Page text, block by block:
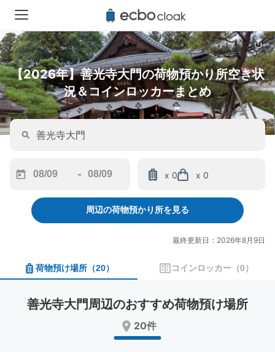
【2026年】善光寺大門の荷物預かり所空き状
況＆コインロッカーまとめ
forward
interact
calendar
and
a
date.
-
backward
to
interact
calendar
and
a
date.
x 0 x 0
周辺の荷物預かり所を見る
最終更新日：2026年8月9日
荷物預け場所 （20） コインロッカー （0）
善光寺大門周辺のおすすめ荷物預け場所
20件